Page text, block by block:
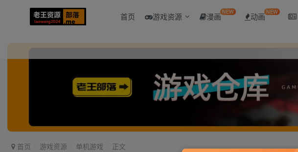
首页 游戏资源 漫画NEW 动画 NEW
首页 游戏资源 单机游戏 正文